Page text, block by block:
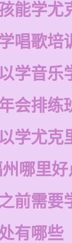
能学尤
唱歌培
学音乐
会排练
学尤克
哪里
前需要
有哪些